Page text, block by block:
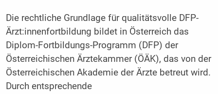
Die rechtliche Grundlage für qualitätsvolle DFP-
Ärzt:innenfortbildung bildet in Österreich das
Diplom-Fortbildungs-Programm (DFP) der
Österreichischen Ärztekammer (ÖÄK), das von der
Österreichischen Akademie der Ärzte betreut wird.
Durch entsprechende